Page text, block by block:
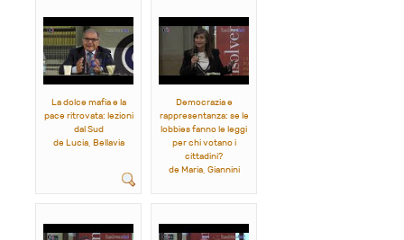
La dolce mafia e la
pace ritrovata: lezioni
dal Sud
de Lucia, Bellavia
Democrazia e
rappresentanza: se le
lobbies fanno le leggi
per chi votano i
cittadini?
de Maria, Giannini